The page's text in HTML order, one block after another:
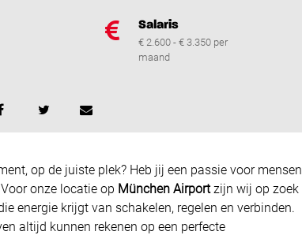
Salaris
€ 2.600 - € 3.350 per
maand
op de juiste plek? Heb jij een passie voor mensen
onze locatie op München Airportzijn wij op zoek
energie krijgt van schakelen, regelen en verbinden.
altijd kunnen rekenen op een perfecte